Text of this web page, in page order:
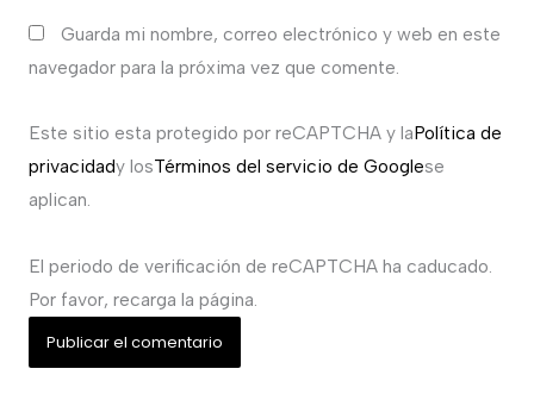
Guarda mi nombre, correo electrónico y web en este
navegador para la próxima vez que comente.
Este sitio esta protegido por reCAPTCHA y laPolítica de
privacidady losTérminos del servicio de Googlese
aplican.
El periodo de verificación de reCAPTCHA ha caducado.
Por favor, recarga la página.